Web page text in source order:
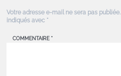
Votre adresse e-mail ne sera pas publiée.
indiqués avec *
COMMENTAIRE *